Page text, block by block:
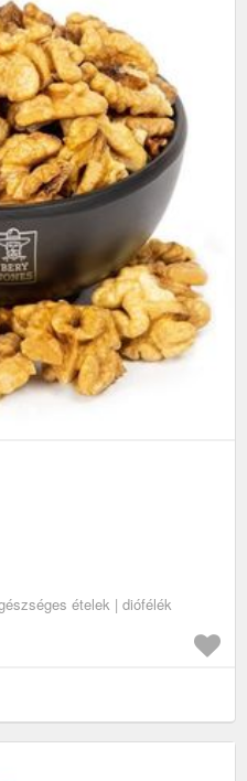
ételek | diófélék